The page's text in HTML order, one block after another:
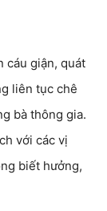
cáu giận, quát
liên tục chê
bà thông gia.
với các vị
biết hưởng,